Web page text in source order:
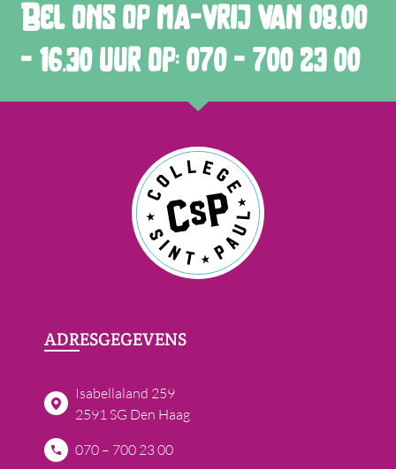
Bel ons op ma-vrij van 08.00
- 16.30 uur op: 070 - 700 23 00
ADRESGEGEVENS
Isabellaland 259
2591 SG Den Haag
070 – 700 23 00